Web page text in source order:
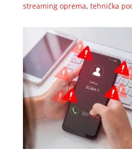
streaming oprema, tehnička